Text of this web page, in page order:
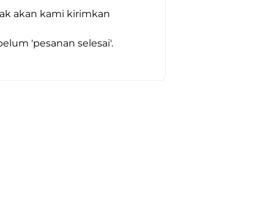
akan kami kirimkan
'pesanan selesai'.